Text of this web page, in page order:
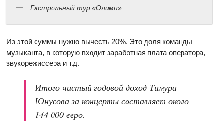
Гастрольный тур «Олимп»
Из этой суммы нужно вычесть 20%. Это доля команды
музыканта, в которую входит заработная плата оператора,
звукорежиссера и т.д.
Итого чистый годовой доход Тимура
Юнусова за концерты составляет около
144 000 евро.